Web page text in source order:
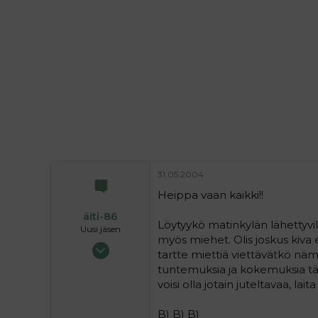
äiti-86
Uusi jäsen
31.05.2004
31.05.2004
Heippa vaan kaikki!!
Löytyykö matinkylän
myös miehet. Olis joskus
tartte miettiä viettävätkö
tuntemuksia ja kokemuksia
voisi olla jotain juteltavaa, laita
B) B) B)